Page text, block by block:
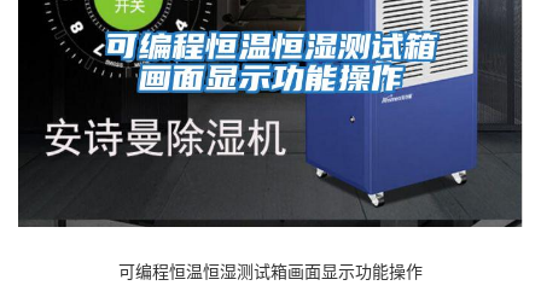
可编程恒温恒湿测试箱画面显示功能操作